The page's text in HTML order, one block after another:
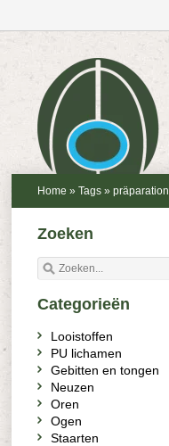
Home » Tags » präparation
Zoeken
Categorieën
Looistoffen
PU lichamen
Gebitten en tongen
Neuzen
Oren
Ogen
Staarten